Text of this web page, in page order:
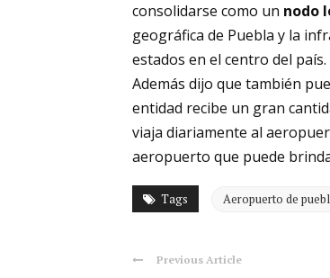
consolidarse como un nodo
geográfica de Puebla y la
estados en el centro del país.
Además dijo que también
entidad recibe un gran
viaja diariamente al
aeropuerto que puede
Tags Aeropuerto de
Previous Article